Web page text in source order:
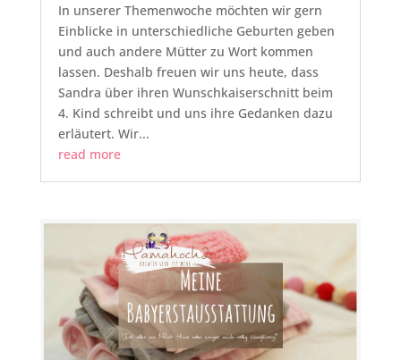
In unserer Themenwoche möchten wir gern
Einblicke in unterschiedliche Geburten geben
und auch andere Mütter zu Wort kommen
lassen. Deshalb freuen wir uns heute, dass
Sandra über ihren Wunschkaiserschnitt beim
4. Kind schreibt und uns ihre Gedanken dazu
erläutert. Wir...
read more